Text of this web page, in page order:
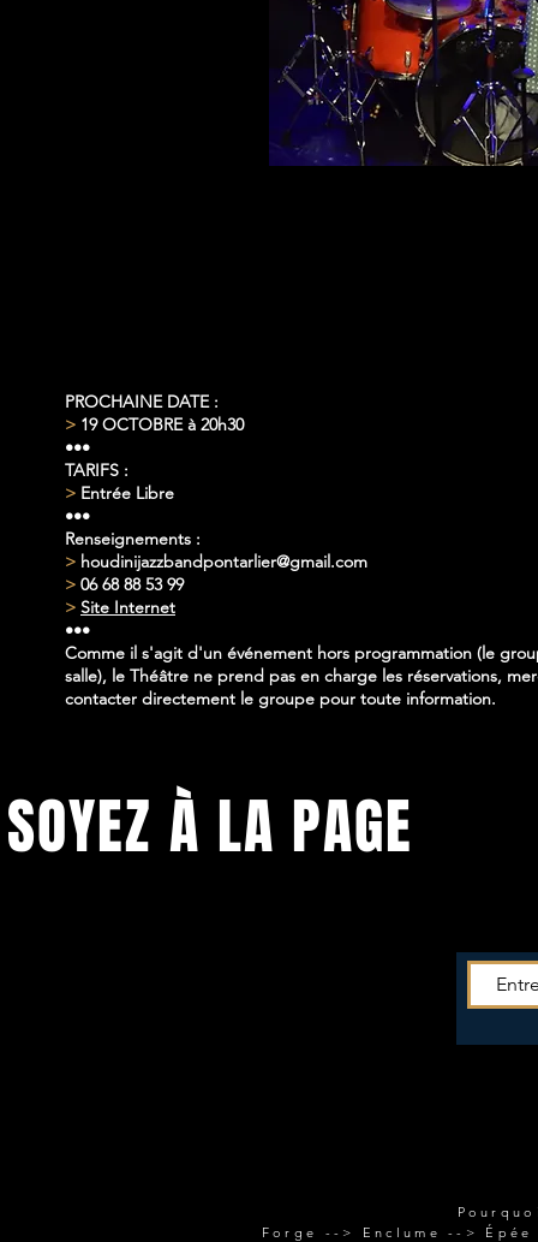
PROCHAINE DATE :
> 19 OCTOBRE à 20h30
•••
TARIFS :
> Entrée Libre
•••
Renseignements :
> houdinijazzbandpontarlier@gmail.com
> 06 68 88 53 99
> Site Internet
•••
Comme il s'agit d'un événement hors programmation (le
salle), le Théâtre ne prend pas en charge les réservations,
contacter directement le groupe pour toute information.
SOYEZ À LA PAGE
Forge --> Enclume -->